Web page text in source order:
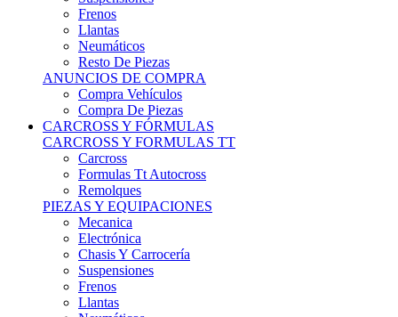
Frenos
Llantas
Neumáticos
Resto De Piezas
ANUNCIOS DE COMPRA
Compra Vehículos
Compra De Piezas
CARCROSS Y FÓRMULAS
CARCROSS Y FORMULAS TT
Carcross
Formulas Tt Autocross
Remolques
PIEZAS Y EQUIPACIONES
Mecanica
Electrónica
Chasis Y Carrocería
Suspensiones
Frenos
Llantas